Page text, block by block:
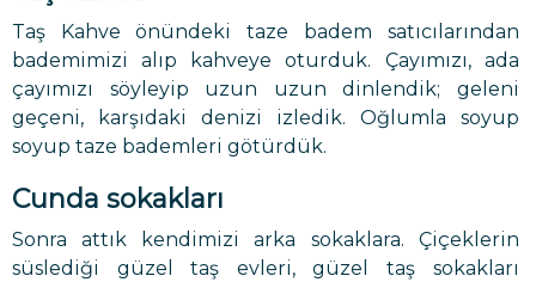
Taş Kahve önündeki taze badem satıcılarından
bademimizi alıp kahveye oturduk. Çayımızı, ada
çayımızı söyleyip uzun uzun dinlendik; geleni
geçeni, karşıdaki denizi izledik. Oğlumla soyup
soyup taze bademleri götürdük.
Cunda sokakları
Sonra attık kendimizi arka sokaklara. Çiçeklerin
süslediği güzel taş evleri, güzel taş sokakları